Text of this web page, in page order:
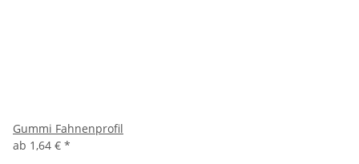
Gummi Fahnenprofil
ab 1,64 € *